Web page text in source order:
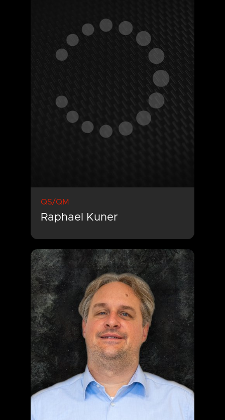
QS/QM
Raphael Kuner